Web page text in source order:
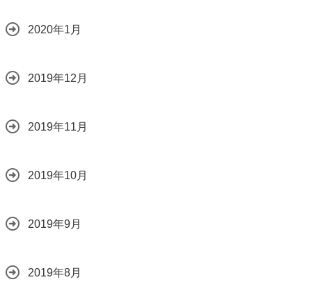
2020年1月
2019年12月
2019年11月
2019年10月
2019年9月
2019年8月